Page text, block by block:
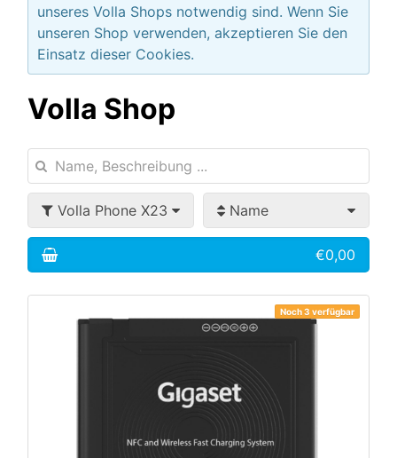
unseres Volla Shops notwendig sind. Wenn Sie
unseren Shop verwenden, akzeptieren Sie den
Einsatz dieser Cookies.
Volla Shop
Volla Phone X23 Name
€0,00
Noch 3 verfügbar